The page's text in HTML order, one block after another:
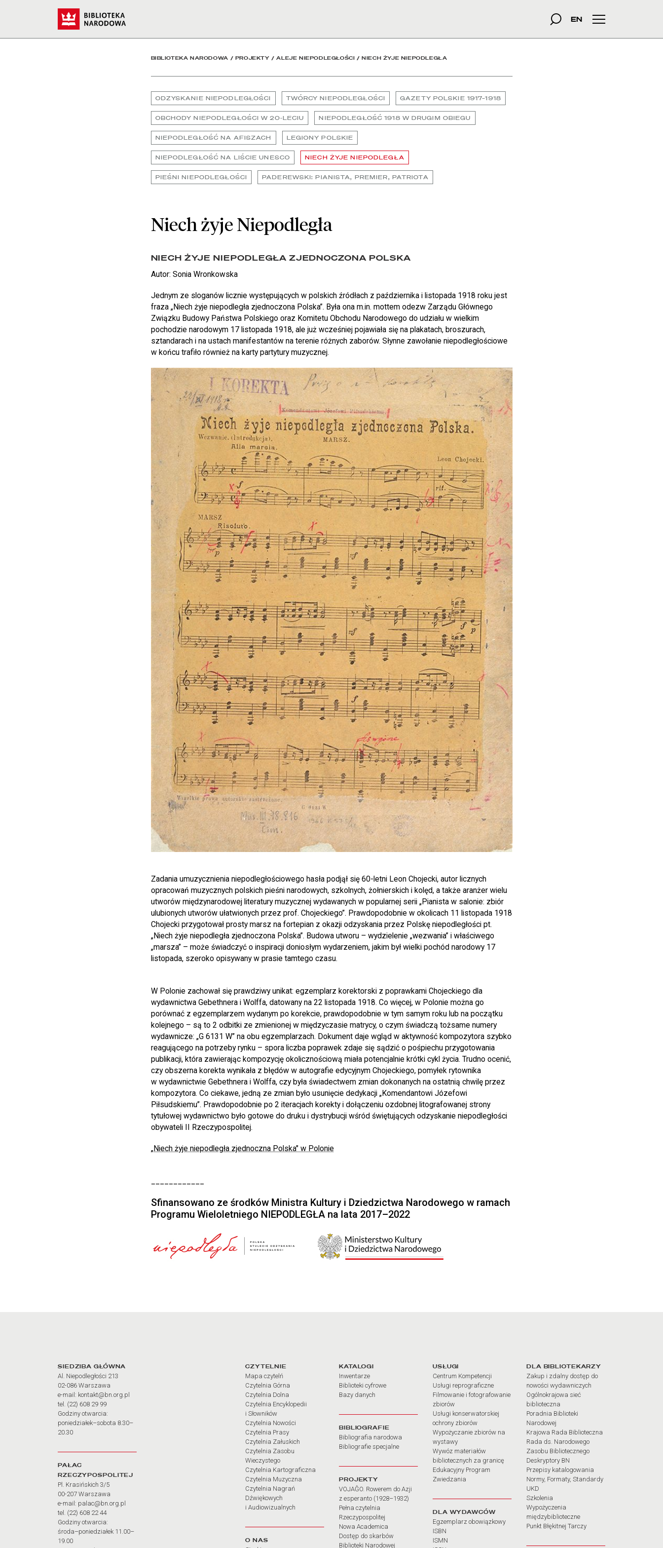
Niech żyje Niepodległa - Biblioteka Narodowa szukana fraza
Szukaj
EN Menu główne
BIBLIOTEKA NARODOWA / PROJEKTY /ALEJE NIEPODLEGŁOŚCI /NIECH ŻYJE NIEPODLEGŁA
ODZYSKANIE NIEPODLEGŁOŚCI TWÓRCY NIEPODLEGŁOŚCI GAZETY POLSKIE 1917–1918
OBCHODY NIEPODLEGŁOŚCI W 20-LECIU NIEPODLEGŁOŚĆ 1918 W DRUGIM OBIEGU
NIEPODLEGŁOŚĆ NA AFISZACH LEGIONY POLSKIE
NIEPODLEGŁOŚĆ NA LIŚCIE UNESCO NIECH ŻYJE NIEPODLEGŁA
PIEŚNI NIEPODLEGŁOŚCI PADEREWSKI: PIANISTA, PREMIER, PATRIOTA
Niech żyje Niepodległa
NIECH ŻYJE NIEPODLEGŁA ZJEDNOCZONA POLSKA
Autor: Sonia Wronkowska
Jednym ze sloganów licznie występujących w polskich źródłach z października i listopada 1918 roku jest
fraza „Niech żyje niepodległa zjednoczona Polska”. Była ona m.in. mottem odezw Zarządu Głównego
Związku Budowy Państwa Polskiego oraz Komitetu Obchodu Narodowego do udziału w wielkim
pochodzie narodowym 17 listopada 1918, ale już wcześniej pojawiała się na plakatach, broszurach,
sztandarach i na ustach manifestantów na terenie różnych zaborów. Słynne zawołanie niepodległościowe
w końcu trafiło również na karty partytury muzycznej.
Zadania umuzycznienia niepodległościowego hasła podjął się 60-letni Leon Chojecki, autor licznych
opracowań muzycznych polskich pieśni narodowych, szkolnych, żołnierskich i kolęd, a także aranżer wielu
utworów międzynarodowej literatury muzycznej wydawanych w popularnej serii „Pianista w salonie: zbiór
ulubionych utworów ułatwionych przez prof. Chojeckiego”. Prawdopodobnie w okolicach 11 listopada 1918
Chojecki przygotował prosty marsz na fortepian z okazji odzyskania przez Polskę niepodległości pt.
„Niech żyje niepodległa zjednoczona Polska”. Budowa utworu – wydzielenie „wezwania” i właściwego
„marsza” – może świadczyć o inspiracji doniosłym wydarzeniem, jakim był wielki pochód narodowy 17
listopada, szeroko opisywany w prasie tamtego czasu.
W Polonie zachował się prawdziwy unikat: egzemplarz korektorski z poprawkami Chojeckiego dla
wydawnictwa Gebethnera i Wolffa, datowany na 22 listopada 1918. Co więcej, w Polonie można go
porównać z egzemplarzem wydanym po korekcie, prawdopodobnie w tym samym roku lub na początku
kolejnego – są to 2 odbitki ze zmienionej w międzyczasie matrycy, o czym świadczą tożsame numery
wydawnicze: „G 6131 W” na obu egzemplarzach. Dokument daje wgląd w aktywność kompozytora szybko
reagującego na potrzeby rynku – spora liczba poprawek zdaje się sądzić o pośpiechu przygotowania
publikacji, która zawierając kompozycję okolicznościową miała potencjalnie krótki cykl życia. Trudno ocenić,
czy obszerna korekta wynikała z błędów w autografie edycyjnym Chojeckiego, pomyłek rytownika
w wydawnictwie Gebethnera i Wolffa, czy była świadectwem zmian dokonanych na ostatnią chwilę przez
kompozytora. Co ciekawe, jedną ze zmian było usunięcie dedykacji „Komendantowi Józefowi
Piłsudskiemu”. Prawdopodobnie po 2 iteracjach korekty i dołączeniu ozdobnej litografowanej strony
tytułowej wydawnictwo było gotowe do druku i dystrybucji wśród świętujących odzyskanie niepodległości
obywateli II Rzeczypospolitej.
„Niech żyje niepodległa zjednoczna Polska" w Polonie
Sfinansowano ze środków Ministra Kultury i Dziedzictwa Narodowego w ramach
Programu Wieloletniego NIEPODLEGŁA na lata 2017–2022
Adres oraz godziny otwarcia
SIEDZIBA GŁÓWNA
Al. Niepodległości 213
02-086 Warszawa
e-mail: kontakt@bn.org.pl
tel. (22) 608 29 99
Godziny otwarcia:
poniedziałek–sobota 8.30–
20.30
PAŁAC
RZECZYPOSPOLITEJ
Pl. Krasińskich 3/5
00-207 Warszawa
e-mail: palac@bn.org.pl
tel. (22) 608 22 44
Godziny otwarcia:
środa–poniedziałek 11.00–
19.00
Linki do najważniejszych działów
CZYTELNIE
Mapa czytelń
Czytelnia Górna
Czytelnia Dolna
Czytelnia Encyklopedii
i Słowników
Czytelnia Nowości
Czytelnia Prasy
Czytelnia Załuskich
Czytelnia Zasobu
Wieczystego
Czytelnia Kartograficzna
Czytelnia Muzyczna
Czytelnia Nagrań
Dźwiękowych
i Audiowizualnych
O NAS
KATALOGI
Inwentarze
Biblioteki cyfrowe
Bazy danych
BIBLIOGRAFIE
Bibliografia narodowa
Bibliografie specjalne
PROJEKTY
VOJAĜO. Rowerem do Azji
z esperanto (1928–1932)
Pełna czytelnia
Rzeczypospolitej
Nowa Academica
Dostęp do skarbów
Biblioteki Narodowej
USŁUGI
Centrum Kompetencji
Usługi reprograficzne
Filmowanie i fotografowanie
zbiorów
Usługi konserwatorskiej
ochrony zbiorów
Wypożyczanie zbiorów na
wystawy
Wywóz materiałów
bibliotecznych za granicę
Edukacyjny Program
Zwiedzania
DLA WYDAWCÓW
Egzemplarz obowiązkowy
ISBN
ISMN
DLA BIBLIOTEKARZY
Zakup i zdalny dostęp do
nowości wydawniczych
Ogólnokrajowa sieć
biblioteczna
Poradnia Biblioteki
Narodowej
Krajowa Rada Biblioteczna
Rada ds. Narodowego
Zasobu Bibliotecznego
Deskryptory BN
Przepisy katalogowania
Normy, Formaty, Standardy
UKD
Szkolenia
Wypożyczenia
międzybiblioteczne
Punkt Błękitnej Tarczy